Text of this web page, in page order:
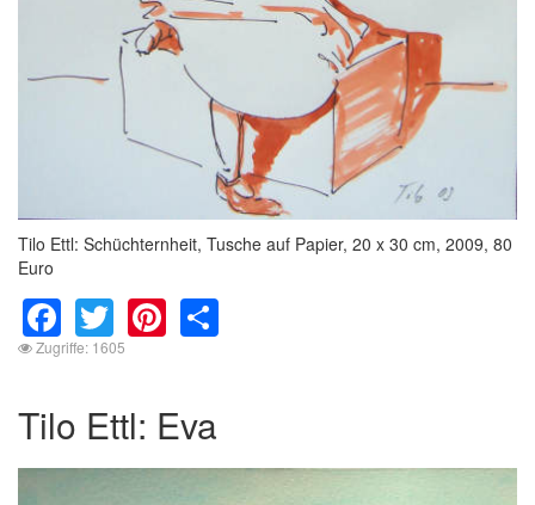
Tilo Ettl: Schüchternheit, Tusche auf Papier, 20 x 30 cm, 2009, 80
Euro
Facebook
TwitterPinterest
Zugriffe: 1605
Tilo Ettl: Eva